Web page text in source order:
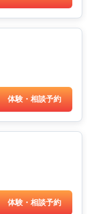
体験・相談予約
体験・相談予約